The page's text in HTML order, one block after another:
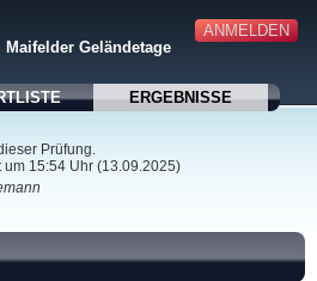
ANMELDEN
Maifelder Geländetage
ERGEBNISSE
Prüfung.
um 15:54 Uhr (13.09.2025)